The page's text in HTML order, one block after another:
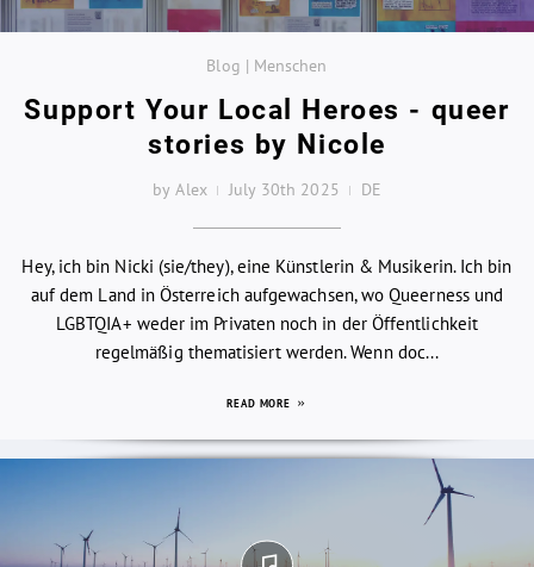
Blog | Menschen
Support Your Local Heroes - queer
stories by Nicole
by Alex July 30th 2025 DE
Hey, ich bin Nicki (sie/they), eine Künstlerin & Musikerin. Ich bin
auf dem Land in Österreich aufgewachsen, wo Queerness und
LGBTQIA+ weder im Privaten noch in der Öffentlichkeit
regelmäßig thematisiert werden. Wenn doc...
READ MORE